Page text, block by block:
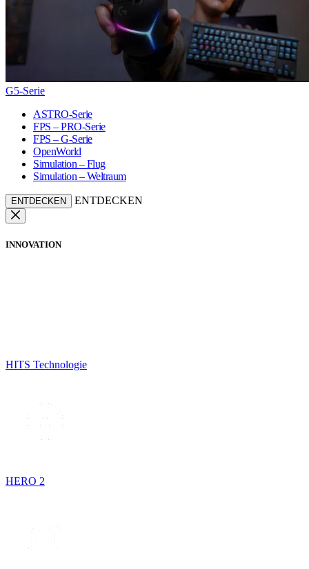
G5-Serie
ASTRO-Serie
FPS – PRO-Serie
FPS – G-Serie
OpenWorld
Simulation – Flug
Simulation – Weltraum
ENTDECKEN ENTDECKEN
INNOVATION
HITS Technologie
HERO 2